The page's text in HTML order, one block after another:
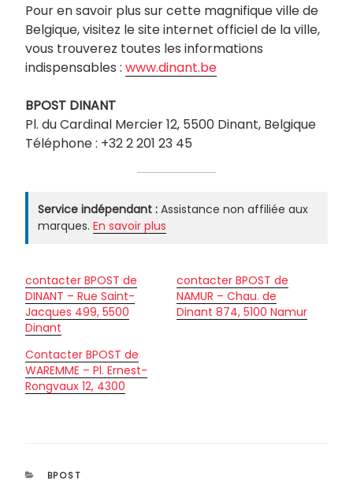
Pour en savoir plus sur cette magnifique ville de
Belgique, visitez le site internet officiel de la ville,
vous trouverez toutes les informations
indispensables : www.dinant.be
BPOST DINANT
Pl. du Cardinal Mercier 12, 5500 Dinant, Belgique
Téléphone : +32 2 201 23 45
Service indépendant : Assistance non affiliée aux
marques. En savoir plus
contacter BPOST de
DINANT – Rue Saint-
Jacques 499, 5500
Dinant
contacter BPOST de
NAMUR – Chau. de
Dinant 874, 5100 Namur
Contacter BPOST de
WAREMME – Pl. Ernest-
Rongvaux 12, 4300
CATÉGORIES
BPOST